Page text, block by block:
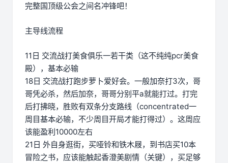
完整国顶级公会之间名冲锋吧！
主导线流程
11日 交流战打美食俱乐一若干类（这不纯纯pcr美食
殿），基本必输
18日 交流战打跑步萝卜爱好会。一般加奈打3次，哥
哥凭必杀，然后加奈，哥哥分别平a就能打过。打完
后打拂晓，胜败有双条分支路线（concentrated一
周目基本必输，不少周目开局才能打得过）。这周应
该能盈利10000左右
21日 外自身逛街，买哑铃和铁木屐，到书店买10本
冒险之书，应该能触起香澄美剧情（关键），买足够